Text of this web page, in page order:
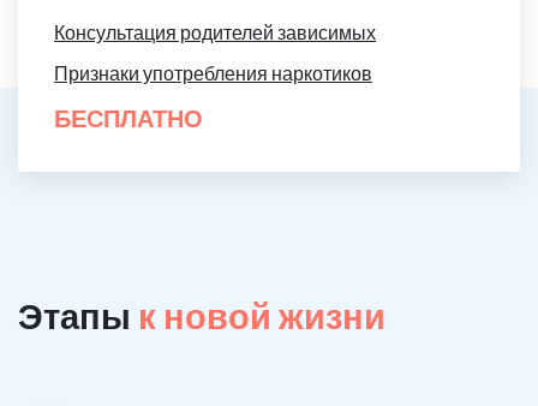
Консультация родителей зависимых
Признаки употребления наркотиков
БЕСПЛАТНО
Этапы к новой жизни